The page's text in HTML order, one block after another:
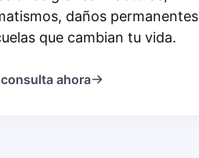
daños permanentes
que cambian tu vida.
ahora